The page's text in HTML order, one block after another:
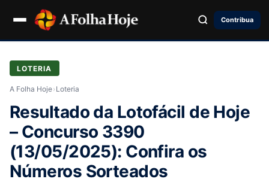
Contribua
LOTERIA
A Folha Hoje› Loteria
Resultado da Lotofácil de Hoje
– Concurso 3390
(13/05/2025): Confira os
Números Sorteados